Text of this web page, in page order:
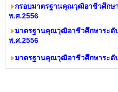
กรอบมาตรฐานคุณวุฒิอาชีวศึกษ
พ.ศ.2556
มาตรฐานคุณวุฒิอาชีวศึกษาระดั
พ.ศ.2556
มาตรฐานคุณวุฒิอาชีวศึกษาระดั